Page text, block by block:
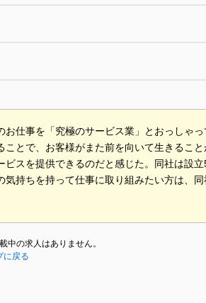
お仕事を「究極のサービス業」とおっしゃ
ことで、お客様がまた前を向いて生きるこ
ビスを提供できるのだと感じた。同社は設
気持ちを持って仕事に取り組みたい方は、
中の求人はありません。
に戻る